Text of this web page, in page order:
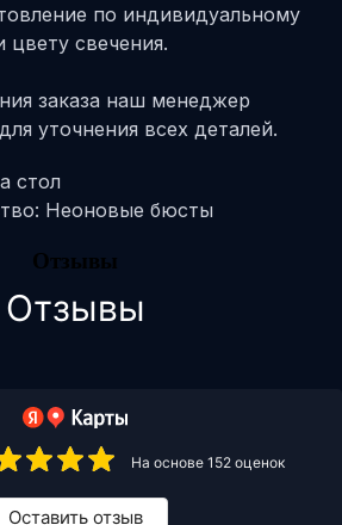
по индивидуальному
цвету свечения.
заказа наш менеджер
уточнения всех деталей.
стол
Неоновые бюсты
Отзывы